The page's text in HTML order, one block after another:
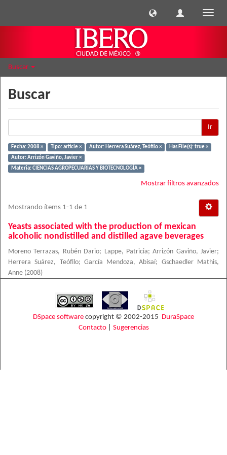
Buscar
Buscar
Ir
Fecha: 2008 × Tipo: article × Autor: Herrera Suárez, Teófilo ×
Has File(s): true ×
Autor: Arrizón Gaviño, Javier ×
Materia: CIENCIAS AGROPECUARIAS Y BIOTECNOLOGÍA ×
Mostrar filtros avanzados
Mostrando ítems 1-1 de 1
Yeasts associated with the production of mexican
alcoholic nondistilled and distilled agave beverages
Moreno Terrazas, Rubén Dario; Lappe, Patricia;Arrizón Gaviño, Javier;
Herrera Suárez, Teófilo; García Mendoza, Abisaí; Gschaedler Mathis,
Anne (2008)
DSpace software copyright © 2002-2015 DuraSpace
Contacto| Sugerencias